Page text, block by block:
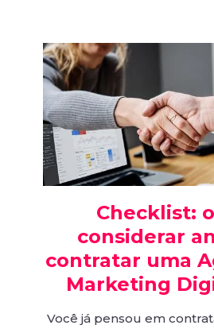
Checklist:
considerar
contratar uma
Marketing
Você já pensou em